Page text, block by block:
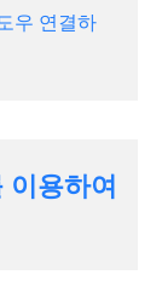
우 연결하
이용하여